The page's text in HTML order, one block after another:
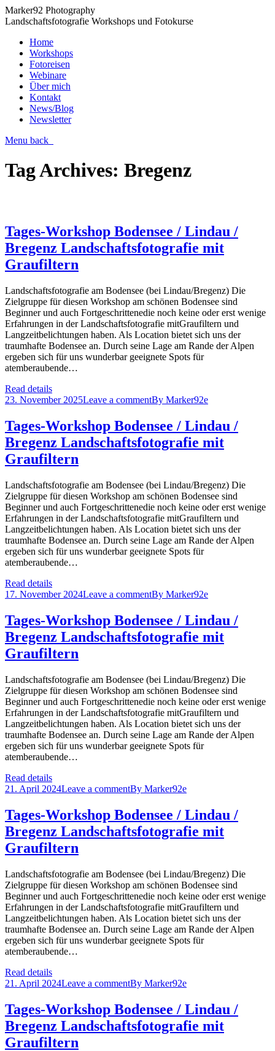
Marker92 Photography
Landschaftsfotografie Workshops und Fotokurse
Home
Workshops
Fotoreisen
Webinare
Über mich
Kontakt
News/Blog
Newsletter
Menu back
Tag Archives: Bregenz
Tages-Workshop Bodensee / Lindau /
Bregenz Landschaftsfotografie mit
Graufiltern
Landschaftsfotografie am Bodensee (bei Lindau/Bregenz) Die
Zielgruppe für diesen Workshop am schönen Bodensee sind
Beginner und auch Fortgeschrittenedie noch keine oder erst wenige
Erfahrungen in der Landschaftsfotografie mitGraufiltern und
Langzeitbelichtungen haben. Als Location bietet sich uns der
traumhafte Bodensee an. Durch seine Lage am Rande der Alpen
ergeben sich für uns wunderbar geeignete Spots für
atemberaubende…
Read details
23. November 2025Leave a commentBy Marker92e
Tages-Workshop Bodensee / Lindau /
Bregenz Landschaftsfotografie mit
Graufiltern
Landschaftsfotografie am Bodensee (bei Lindau/Bregenz) Die
Zielgruppe für diesen Workshop am schönen Bodensee sind
Beginner und auch Fortgeschrittenedie noch keine oder erst wenige
Erfahrungen in der Landschaftsfotografie mitGraufiltern und
Langzeitbelichtungen haben. Als Location bietet sich uns der
traumhafte Bodensee an. Durch seine Lage am Rande der Alpen
ergeben sich für uns wunderbar geeignete Spots für
atemberaubende…
Read details
17. November 2024Leave a commentBy Marker92e
Tages-Workshop Bodensee / Lindau /
Bregenz Landschaftsfotografie mit
Graufiltern
Landschaftsfotografie am Bodensee (bei Lindau/Bregenz) Die
Zielgruppe für diesen Workshop am schönen Bodensee sind
Beginner und auch Fortgeschrittenedie noch keine oder erst wenige
Erfahrungen in der Landschaftsfotografie mitGraufiltern und
Langzeitbelichtungen haben. Als Location bietet sich uns der
traumhafte Bodensee an. Durch seine Lage am Rande der Alpen
ergeben sich für uns wunderbar geeignete Spots für
atemberaubende…
Read details
21. April 2024Leave a commentBy Marker92e
Tages-Workshop Bodensee / Lindau /
Bregenz Landschaftsfotografie mit
Graufiltern
Landschaftsfotografie am Bodensee (bei Lindau/Bregenz) Die
Zielgruppe für diesen Workshop am schönen Bodensee sind
Beginner und auch Fortgeschrittenedie noch keine oder erst wenige
Erfahrungen in der Landschaftsfotografie mitGraufiltern und
Langzeitbelichtungen haben. Als Location bietet sich uns der
traumhafte Bodensee an. Durch seine Lage am Rande der Alpen
ergeben sich für uns wunderbar geeignete Spots für
atemberaubende…
Read details
21. April 2024Leave a commentBy Marker92e
Tages-Workshop Bodensee / Lindau /
Bregenz Landschaftsfotografie mit
Graufiltern